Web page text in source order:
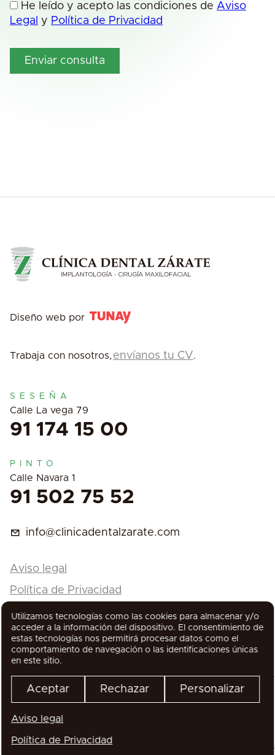
He leído y acepto las condiciones de Aviso
Legal y Política de Privacidad
Diseño web por
Trabaja con nosotros, envíanos tu CV.
SESEÑA
Calle La vega 79
91 174 15 00
PINTO
Calle Navara 1
91 502 75 52
info@clinicadentalzarate.com
Aviso legal
Política de Privacidad
Política de Cookies
Todos los derechos reservados
Utilizamos tecnologías como las cookies para almacenar y/o
acceder a la información del dispositivo. El consentimiento de
estas tecnologías nos permitirá procesar datos como el
comportamiento de navegación o las identificaciones únicas
en este sitio.
Aceptar Rechazar Personalizar
Aviso legal
Política de Privacidad